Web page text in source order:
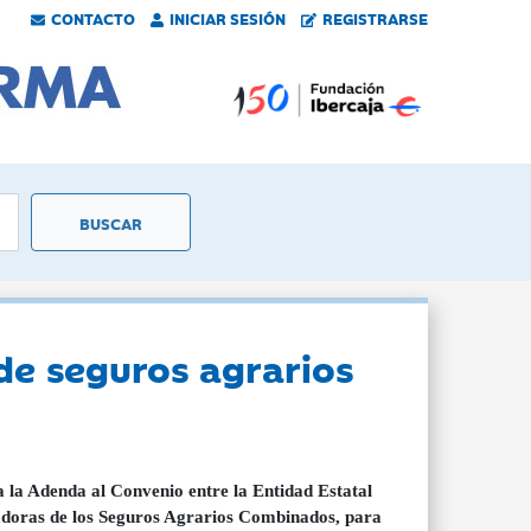
CONTACTO INICIAR SESIÓN REGISTRARSE
seguros agrarios
la Adenda al Convenio entre la Entidad Estatal
de los Seguros Agrarios Combinados, para